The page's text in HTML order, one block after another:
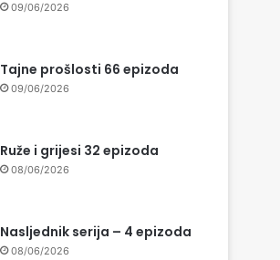
09/06/2026
Tajne prošlosti 66 epizoda
09/06/2026
Ruže i grijesi 32 epizoda
08/06/2026
Nasljednik serija – 4 epizoda
08/06/2026